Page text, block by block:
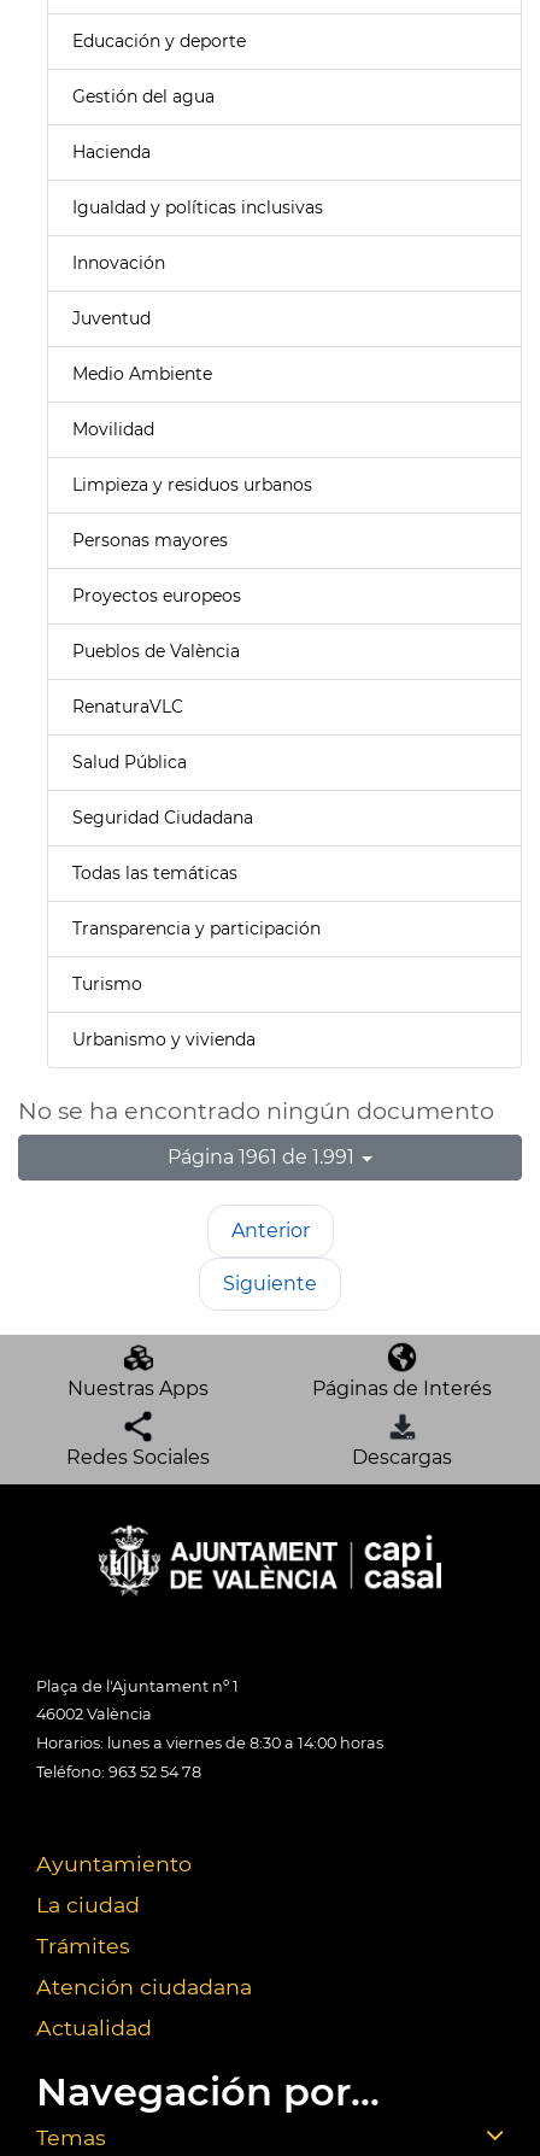
Educación y deporte
Gestión del agua
Hacienda
Igualdad y políticas inclusivas
Innovación
Juventud
Medio Ambiente
Movilidad
Limpieza y residuos urbanos
Personas mayores
Proyectos europeos
Pueblos de València
RenaturaVLC
Salud Pública
Seguridad Ciudadana
Todas las temáticas
Transparencia y participación
Turismo
Urbanismo y vivienda
No se ha encontrado ningún documento
Página 1961 de 1.991
Anterior
Siguiente
Nuestras Apps Páginas de Interés
Redes Sociales Descargas
Plaça de l'Ajuntament nº 1
46002 València
Horarios: lunes a viernes de 8:30 a 14:00 horas
Teléfono: 963 52 54 78
Ayuntamiento
La ciudad
Trámites
Atención ciudadana
Actualidad
Navegación por...
Temas